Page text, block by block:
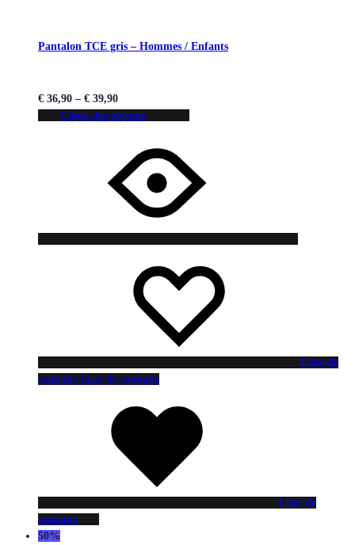
Pantalon TCE gris – Hommes / Enfants
€ 36,90 – € 39,90
Choix des options
Liste de
souhaits Liste de souhaits
Liste de
souhaits
50%